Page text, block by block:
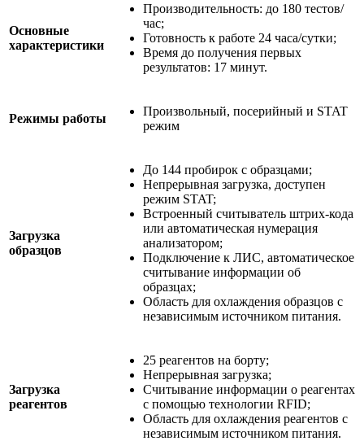
Основные
характеристики
Производительность: до 180 тестов/
час;
Готовность к работе 24 часа/сутки;
Время до получения первых
результатов: 17 минут.
Режимы работы
Произвольный, посерийный и STAT
режим
Загрузка
образцов
До 144 пробирок с образцами;
Непрерывная загрузка, доступен
режим STAT;
Встроенный считыватель штрих-кода
или автоматическая нумерация
анализатором;
Подключение к ЛИС, автоматическое
считывание информации об
образцах;
Область для охлаждения образцов с
независимым источником питания.
Загрузка
реагентов
25 реагентов на борту;
Непрерывная загрузка;
Считывание информации о реагентах
с помощью технологии RFID;
Область для охлаждения реагентов с
независимым источником питания.